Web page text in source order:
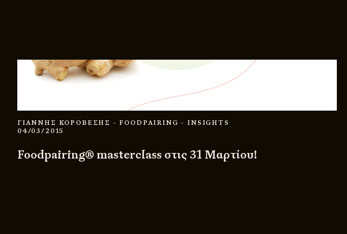
ΓΙΑΝΝΗΣ ΚΟΡΟΒΕΣΗΣ - FOODPAIRING - INSIGHTS
04/03/2015
Foodpairing® masterclass στις 31 Μαρτίου!